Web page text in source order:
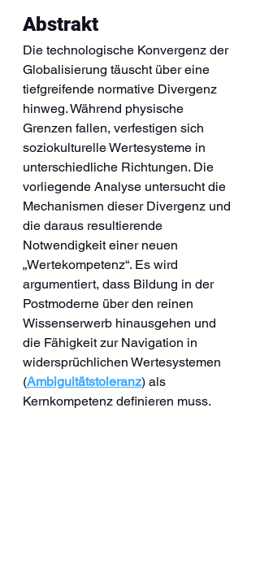
Abstrakt
Die technologische Konvergenz der
Globalisierung täuscht über eine
tiefgreifende normative Divergenz
hinweg. Während physische
Grenzen fallen, verfestigen sich
soziokulturelle Wertesysteme in
unterschiedliche Richtungen. Die
vorliegende Analyse untersucht die
Mechanismen dieser Divergenz und
die daraus resultierende
Notwendigkeit einer neuen
„Wertekompetenz“. Es wird
argumentiert, dass Bildung in der
Postmoderne über den reinen
Wissenserwerb hinausgehen und
die Fähigkeit zur Navigation in
widersprüchlichen Wertesystemen
(Ambiguitätstoleranz) als
Kernkompetenz definieren muss.